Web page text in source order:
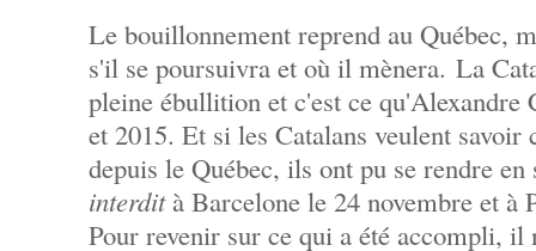
Le bouillonnement reprend au Québec,
s'il se poursuivra et où il mènera. La
pleine ébullition et c'est ce qu'Alexandre
et 2015. Et si les Catalans veulent
depuis le Québec, ils ont pu se rendre
interdità Barcelone le 24 novembre et à
Pour revenir sur ce qui a été accompli,